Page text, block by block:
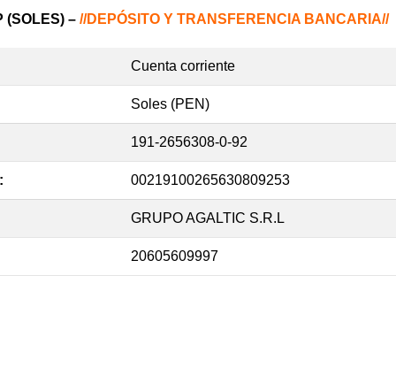
(SOLES) – //DEPÓSITO Y TRANSFERENCIA BANCARIA//
Cuenta corriente
Soles (PEN)
191-2656308-0-92
00219100265630809253
GRUPO AGALTIC S.R.L
20605609997